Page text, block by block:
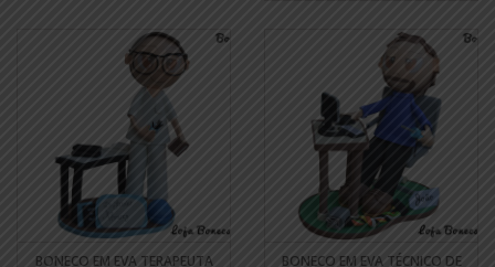
BONECO EM EVA TERAPEUTA BONECO EM EVA TÉCNICO DE